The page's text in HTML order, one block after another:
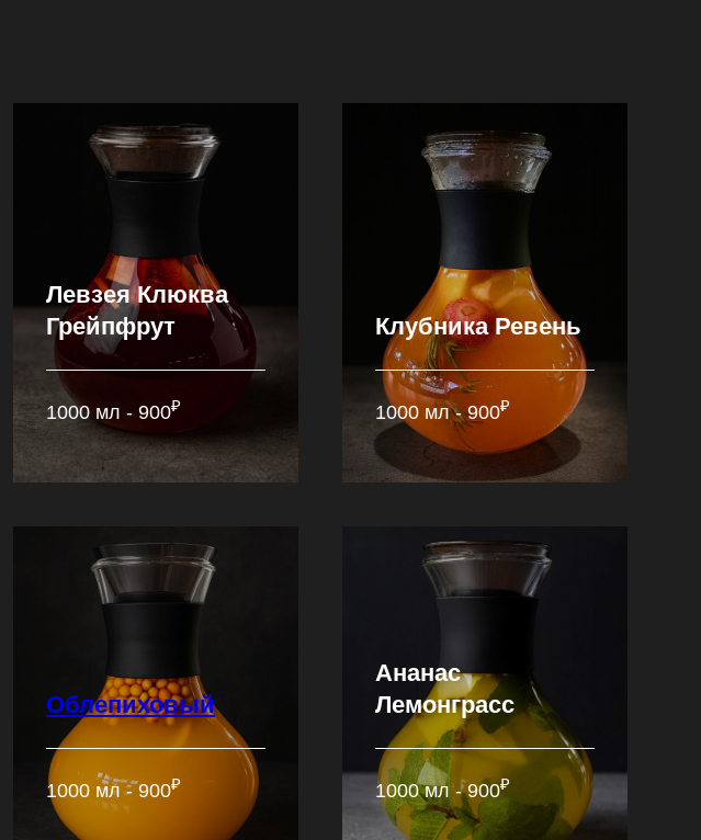
Левзея Клюква
Грейпфрут
1000 мл - 900₽
Клубника Ревень
1000 мл - 900₽
Облепиховый
1000 мл - 900₽
Ананас
Лемонграсс
1000 мл - 900₽